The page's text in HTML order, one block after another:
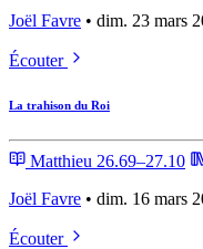
Joël Favre • dim. 23 mars
Écouter
La trahison du Roi
Matthieu 26.69–27.10
Joël Favre • dim. 16 mars
Écouter